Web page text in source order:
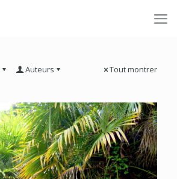
Auteurs Tout montrer